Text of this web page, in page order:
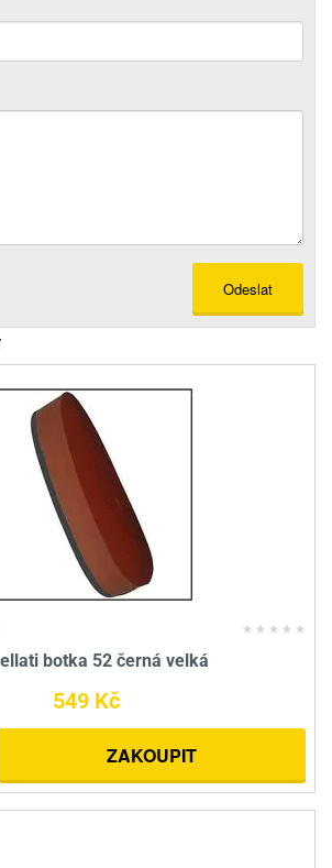
Odeslat
botka 52 černá velká
549 Kč
ZAKOUPIT